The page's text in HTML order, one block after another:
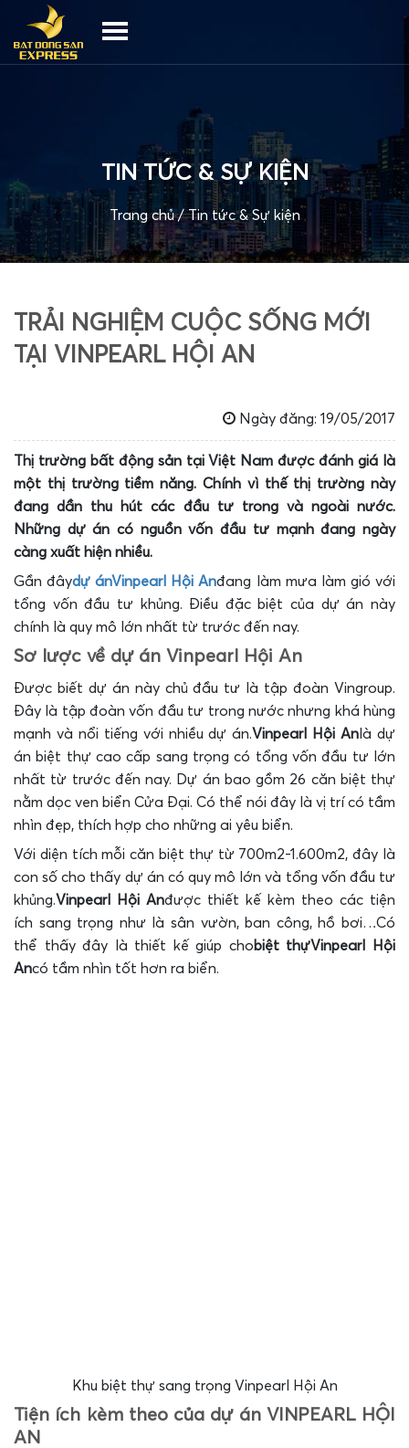
TIN TỨC & SỰ KIỆN
Trang chủ/Tin tức & Sự kiện
TRẢI NGHIỆM CUỘC SỐNG MỚI
TẠI VINPEARL HỘI AN
Ngày đăng: 19/05/2017
Thị trường bất động sản tại Việt Nam được đánh giá là
một thị trường tiềm năng. Chính vì thế thị trường này
đang dần thu hút các đầu tư trong và ngoài nước.
Những dự án có nguồn vốn đầu tư mạnh đang ngày
càng xuất hiện nhiều.
Gần đâydự ánVinpearl Hội Anđang làm mưa làm gió với
tổng vốn đầu tư khủng. Điều đặc biệt của dự án này
chính là quy mô lớn nhất từ trước đến nay.
Sơ lược về dự án Vinpearl Hội An
Được biết dự án này chủ đầu tư là tập đoàn Vingroup.
Đây là tập đoàn vốn đầu tư trong nước nhưng khá hùng
mạnh và nổi tiếng với nhiều dự án.Vinpearl Hội An là dự
án biệt thự cao cấp sang trọng có tổng vốn đầu tư lớn
nhất từ trước đến nay. Dự án bao gồm 26 căn biệt thự
nằm dọc ven biển Cửa Đại. Có thể nói đây là vị trí có tầm
nhìn đẹp, thích hợp cho những ai yêu biển.
Với diện tích mỗi căn biệt thự từ 700m2-1.600m2, đây là
con số cho thấy dự án có quy mô lớn và tổng vốn đầu tư
khủng.Vinpearl Hội Anđược thiết kế kèm theo các tiện
ích sang trọng như là sân vườn, ban công, hồ bơi…Có
thể thấy đây là thiết kế giúp chobiệt thựVinpearl Hội
Ancó tầm nhìn tốt hơn ra biển.
Khu biệt thự sang trọng Vinpearl Hội An
Tiện ích kèm theo của dự án VINPEARL HỘI
AN